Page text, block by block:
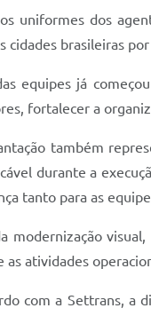
uniformes dos
cidades brasileiras
equipes já
fortalecer a
também
durante a
tanto para as
modernização
as atividades
com a Settrans, a